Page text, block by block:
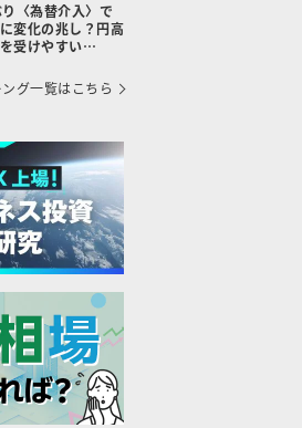
〈為替介入〉で
変化の兆し？円高
受けやすい…
グ一覧はこちら